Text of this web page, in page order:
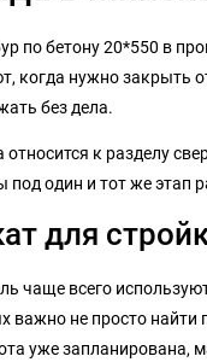
по бетону 20*550 в
когда нужно закрыть
без дела.
относится к разделу
под один и тот же этап
для
чаще всего
важно не просто найти
уже запланирована,